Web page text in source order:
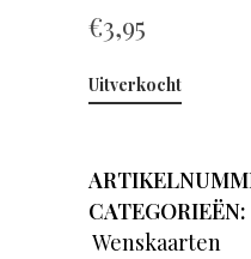
€3,95
Uitverkocht
CATEGORIEËN:
Wenskaarten